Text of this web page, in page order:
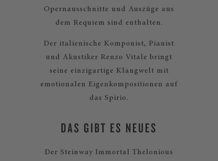
Opernausschnitte und Auszüge aus
dem Requiem sind enthalten.
Der italienische Komponist, Pianist
und Akustiker Renzo Vitale bringt
seine einzigartige Klangwelt mit
emotionalen Eigenkompositionen auf
das Spirio.
DAS GIBT ES NEUES
Der Steinway Immortal Thelonious